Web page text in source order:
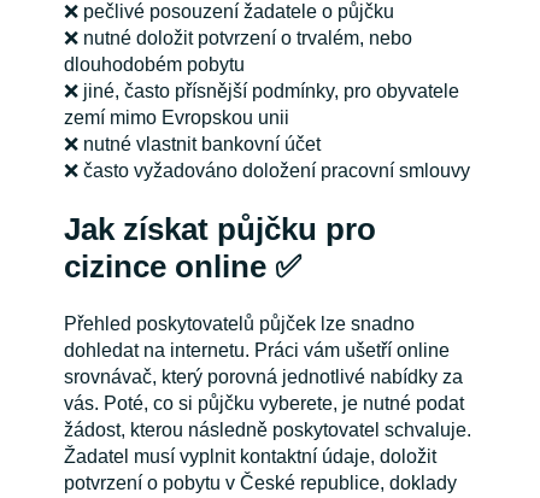
❌ pečlivé posouzení žadatele o půjčku
❌ nutné doložit potvrzení o trvalém, nebo
dlouhodobém pobytu
❌ jiné, často přísnější podmínky, pro obyvatele
zemí mimo Evropskou unii
❌ nutné vlastnit bankovní účet
❌ často vyžadováno doložení pracovní smlouvy
Jak získat půjčku pro
cizince online ✅
Přehled poskytovatelů půjček lze snadno
dohledat na internetu. Práci vám ušetří online
srovnávač, který porovná jednotlivé nabídky za
vás. Poté, co si půjčku vyberete, je nutné podat
žádost, kterou následně poskytovatel schvaluje.
Žadatel musí vyplnit kontaktní údaje, doložit
potvrzení o pobytu v České republice, doklady